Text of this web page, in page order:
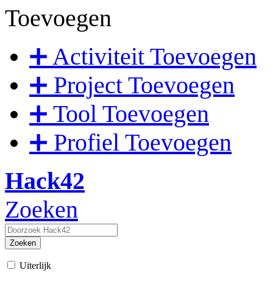
Toevoegen
➕ Activiteit Toevoegen
➕ Project Toevoegen
➕ Tool Toevoegen
➕ Profiel Toevoegen
Hack42
Zoeken
Zoeken
Uiterlijk